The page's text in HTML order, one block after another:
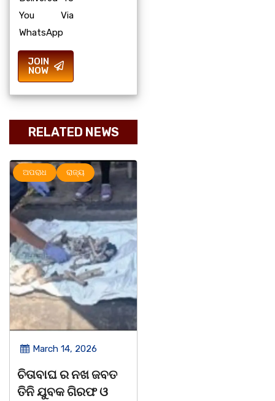
You Via
WhatsApp
JOIN
NOW
RELATED NEWS
ଅପରାଧ ରାଜ୍ୟ
March 14, 2026
ଚିତାବାଘ ର ନଖ ଜବତ
ତିନି ଯୁବକ ଗିରଫ ଓ